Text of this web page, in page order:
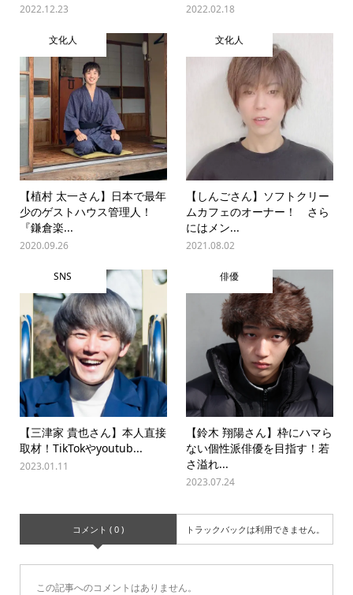
2022.12.23 2022.02.18
文化人
【植村 太一さん】日本で最年
少のゲストハウス管理人！
『鎌倉楽...
2020.09.26
文化人
【しんごさん】ソフトクリー
ムカフェのオーナー！ さら
にはメン...
2021.08.02
SNS
【三津家 貴也さん】本人直接
取材！TikTokやyoutub...
2023.01.11
俳優
【鈴木 翔陽さん】枠にハマら
ない個性派俳優を目指す！若
さ溢れ...
2023.07.24
コメント ( 0 ) トラックバックは利用できません。
この記事へのコメントはありません。